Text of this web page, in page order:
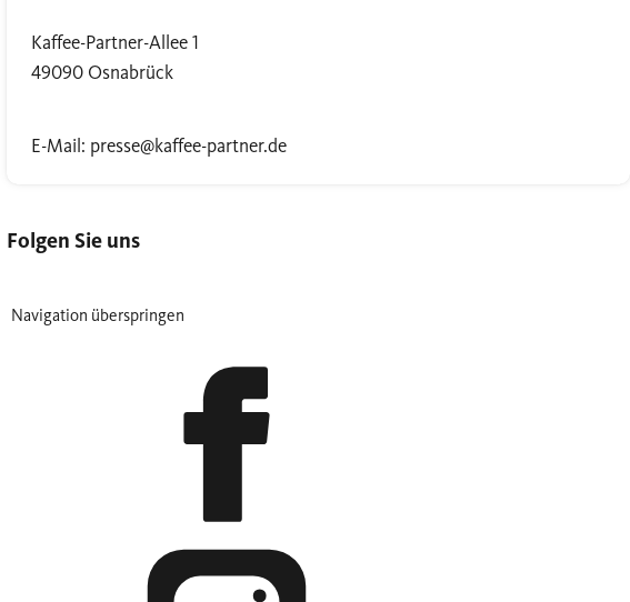
Kaffee-Partner-Allee 1
49090 Osnabrück
E-Mail: presse@kaffee-partner.de
Folgen Sie uns
Navigation überspringen